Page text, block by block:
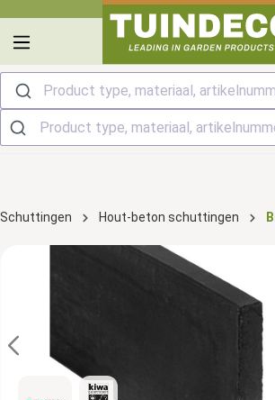
Product type, materiaal,
Schuttingen Hout-beton schuttingen